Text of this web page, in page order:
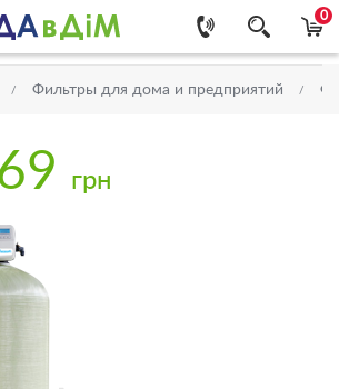
0
Фильтры для дома и предприятий
грн